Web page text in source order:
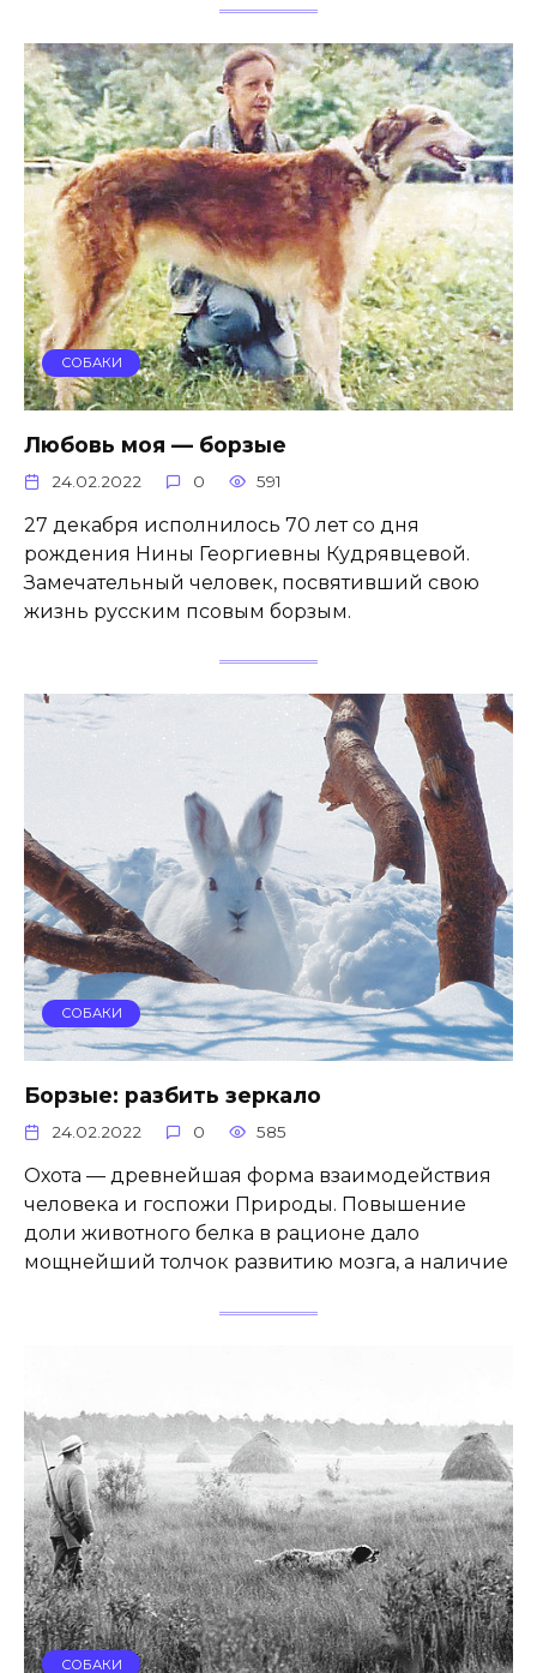
СОБАКИ
Любовь моя — борзые
24.02.2022 0 591
27 декабря исполнилось 70 лет со дня
рождения Нины Георгиевны Кудрявцевой.
Замечательный человек, посвятивший свою
жизнь русским псовым борзым.
СОБАКИ
Борзые: разбить зеркало
24.02.2022 0 585
Охота — древнейшая форма взаимодействия
человека и госпожи Природы. Повышение
доли животного белка в рационе дало
мощнейший толчок развитию мозга, а наличие
СОБАКИ